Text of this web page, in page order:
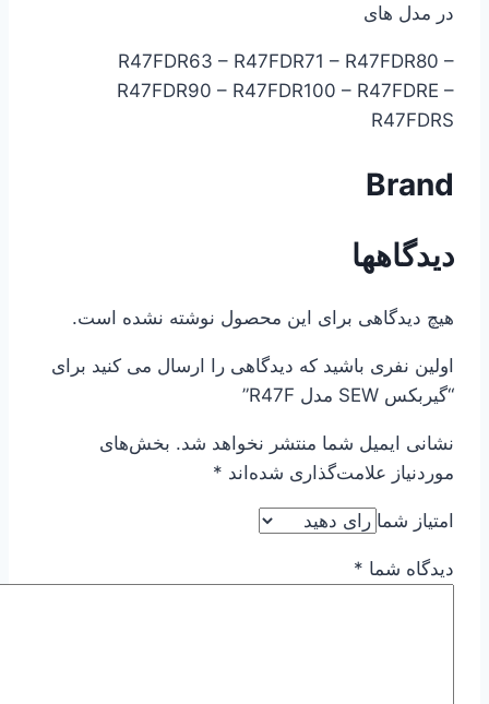
در مدل های
R47FDR63 – R47FDR71 – R47FDR80 –
R47FDR90 – R47FDR100 – R47FDRE –
R47FDRS
Brand
دیدگاهها
هیچ دیدگاهی برای این محصول نوشته نشده است.
اولین نفری باشید که دیدگاهی را ارسال می کنید برای
“گیربکس SEW مدل R47F”
نشانی ایمیل شما منتشر نخواهد شد. بخش‌های
موردنیاز علامت‌گذاری شده‌اند *
امتیاز شما
دیدگاه شما *